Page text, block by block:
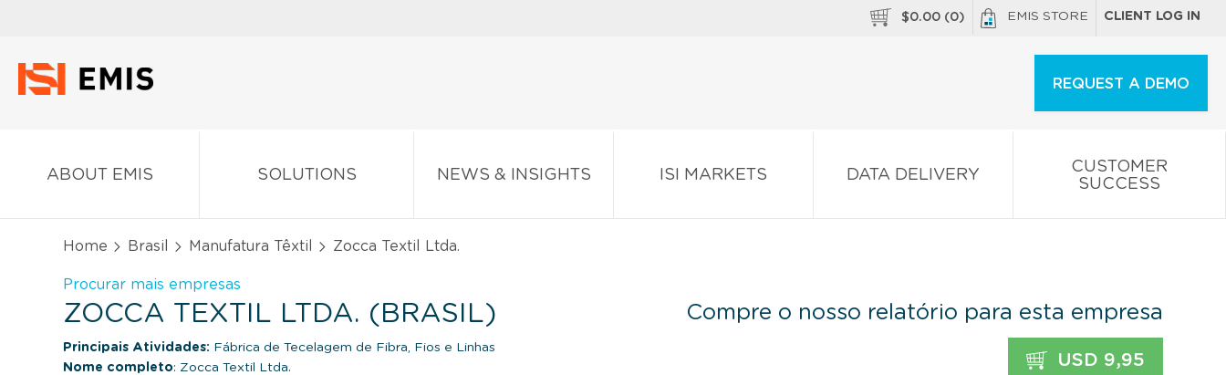
$0.00 (0) EMIS STORE CLIENT LOG IN
REQUEST A DEMO
ABOUT EMIS SOLUTIONS NEWS & INSIGHTS ISI MARKETS DATA DELIVERY
CUSTOMER
SUCCESS
Home Brasil Manufatura Têxtil Zocca Textil Ltda.
Procurar mais empresas
ZOCCA TEXTIL LTDA. (BRASIL)
Principais Atividades: Fábrica de Tecelagem de Fibra, Fios e Linhas
Nome completo: Zocca Textil Ltda.
Compre o nosso relatório para esta empresa
USD 9,95